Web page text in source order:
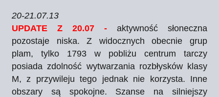
20-21.07.13
UPDATE Z 20.07 - aktywność słoneczna
pozostaje niska. Z widocznych obecnie grup
plam, tylko 1793 w pobliżu centrum tarczy
posiada zdolność wytwarzania rozbłysków klasy
M, z przywileju tego jednak nie korzysta. Inne
obszary są spokojne. Szanse na silniejszy